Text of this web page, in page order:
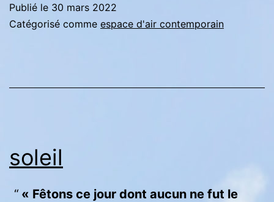
Publié le 30 mars 2022
Catégorisé comme espace d'air contemporain
soleil
« Fêtons ce jour dont aucun ne fut le